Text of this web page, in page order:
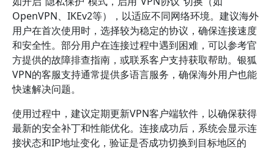
OpenVPN、IKEv2等），以适应不同网络环境。建议海外
用户在首次使用时，选择较为稳定的协议，确保连接速度
和安全性。部分用户在连接过程中遇到困难，可以参考官
方提供的故障排查指南，或联系客户支持获取帮助。银狐
VPN的客服支持通常提供多语言服务，确保海外用户也能
快速解决问题。
使用过程中，建议定期更新VPN客户端软件，以确保获得
最新的安全补丁和性能优化。连接成功后，系统会显示连
接状态和IP地址变化，验证是否成功切换到目标地区的